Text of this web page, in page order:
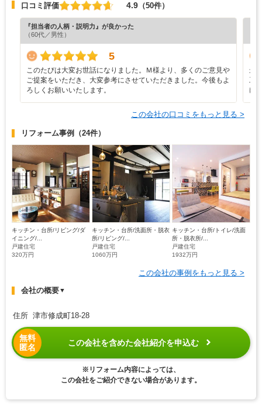
口コミ評価 4.9 （50件）
『担当者の人柄・説明力』が良かった
（60代／男性）
5
このたびは大変お世話になりました。Ｍ様より、多くのご意見や
ご提案をいただき、大変参考にさせていただきました。今後もよ
ろしくお願いいたします。
最
工
け
この会社の口コミをもっと見る >
リフォーム事例 （24件）
キッチン・台所/リビング/ダ
イニング/...
戸建住宅
320万円
キッチン・台所/洗面所・脱衣
所/リビング/...
戸建住宅
1060万円
キッチン・台所/トイレ/洗面
所・脱衣所/...
戸建住宅
1932万円
この会社の事例をもっと見る >
会社の概要▼
住所 津市修成町18-28
無料
匿名
この会社を含めた会社紹介を申込む
※リフォーム内容によっては、
この会社をご紹介できない場合があります。